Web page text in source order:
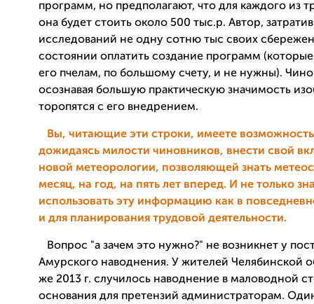
программ, но предполагают, что для каждого из
она будет стоить около 500 тыс.р. Автор, затратив
исследований не одну сотню тыс своих
состоянии оплатить создание программ
его пчелам, по большому счету, и не нужны).
осознавая большую практическую значимость
торопятся с его внедрением.
Вы, читающие эти строки, имеете
дожидаясь милости чиновников, внести свой
новой метеорологии, позволяющей знать
месяц, на год, на пять лет вперед. И не только
использовать эту информацию как в
и для планирования трудовой деятельности.
Вопрос "а зачем это нужно?" не возникнет у
Амурского наводнения. У жителей Челябинской
же 2013 г. случилось наводнение в маловодной
основания для претензий администраторам.